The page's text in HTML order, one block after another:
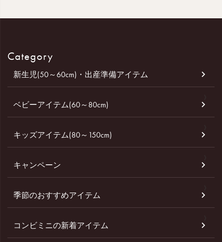
Category
新生児(50～60cm)・出産準備アイテム
ベビーアイテム(60～80cm)
キッズアイテム(80～150cm)
キャンペーン
季節のおすすめアイテム
コンビミニの新着アイテム